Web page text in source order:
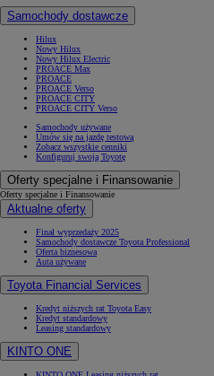
Samochody dostawcze
Hilux
Nowy Hilux
Nowy Hilux Electric
PROACE Max
PROACE
PROACE Verso
PROACE CITY
PROACE CITY Verso
Samochody używane
Umów się na jazdę testową
Zobacz wszystkie cenniki
Konfiguruj swoją Toyotę
Oferty specjalne i Finansowanie
Oferty specjalne i Finansowanie
Aktualne oferty
Finał wyprzedaży 2025
Samochody dostawcze Toyota Professional
Oferta biznesowa
Auta używane
Toyota Financial Services
Kredyt niższych rat Toyota Easy
Kredyt standardowy
Leasing standardowy
KINTO ONE